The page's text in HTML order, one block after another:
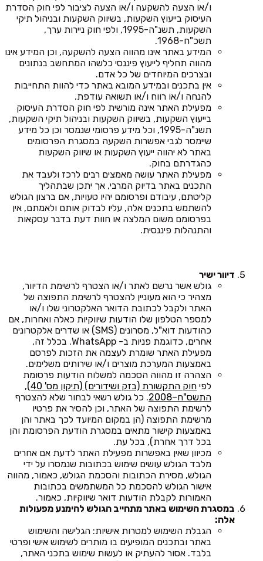
ו/או הצעה להשקעה ו/או הצעה לציבור לפי חוק הסדרת
העיסוק בייעוץ השקעות, בשיווק השקעות ובניהול תיקי
השקעות, תשנ"ה-1995, ולפי חוק ניירות ערך,
תשכ"ח-1968.
המידע באתר אינו מהווה הצעה להשקעה, וכן המידע אינו
מהווה תחליף לייעוץ פיננסי כלשהו המתחשב בנתונים
ובצרכים המיוחדים של כל אדם.
אין בתכנים ובמידע המובא באתר כדי להוות התחייבות
להנחה ו/או רווח ו/או תשואה עודפת.
מפעילת האתר אינה מורשית לפי חוק הסדרת העיסוק
בייעוץ השקעות, בשיווק השקעות ובניהול תיקי השקעות,
תשנ"ה-1995, וכל מידע פרסומי שנמסר וכן כל מידע
שיימסר לגבי אפשרות השקעה במסגרת הפרסומים
באתר לא יהווה ייעוץ השקעות או שיווק השקעות
כהגדרתם בחוק.
מפעילת האתר עושה מאמצים רבים לרכז ולעבד את
התכנים באתר בדיוק המרבי, אך יתכן שבתהליך
קליטתם, עיבודם ופרסומם יהיו טעויות, אם ברצון הגולש
להשתמש בתכנים אלה, עליו לבדוק אותם ולאמתם, אין
בפרסומם משום המלצה או חוות דעת בדבר עסקאות
והתנהלות פיננסית.
דיוור ישיר
גולש אשר נרשם לאתר ו/או הצטרף לרשימת הדיוור,
מצהיר כי הוא מעוניין להצטרף לרשימת התפוצה של
האתר ולקבל לכתובת הדואר האלקטרוני שלו ו/או
למספר הטלפון שלו הודעות שיווקיות כאלה ואחרות, אם
כהודעות דוא"ל, מסרונים (SMS) או שדרים אלקטרונים
אחרים, כדוגמת פניות ב- WhatsApp. בכלל זה,
מפעילת האתר שומרת לעצמה את הזכות לפרסם
באמצעות המערכת מוצרים ו/או שירותים משלימים.
הצהרה זו מהווה הסכמה למשלוח הודעות פרסומת
לפי
חוק התקשורת (בזק ושידורים) (תיקון מס' 40),
התשס"ח–2008
. כל גולש רשאי לבחור שלא להצטרף
לרשימת התפוצה של האתר, וכן להסיר את פרטיו
מרשימת התפוצה (הן במקום המיועד לכך באתר והן
באמצעות קישור מתאים במסגרת הודעת הפרסומת והן
בכל דרך אחרת), בכל עת.
מכיוון שאין באפשרות מפעילת האתר לדעת אם אחרים
מלבד הגולש עושים שימוש בכתובות שנמסרו על ידי
הגולש, מסירת הכתובות והסכמת הגולש, כאמור, מהווה
אישור הגולש להסכמת כל המשתמשים בכתובות
האמורות לקבלת הודעות דואר שיווקיות, כאמור.
במסגרת השימוש באתר מתחייב הגולש להימנע מפעולות
אלה:
הגבלת השימוש למטרות אישיות: הגלישה והשימוש
באתר ובתכנים המופיעים בו מותרים לשימוש אישי ופרטי
בלבד. אסור להעתיק או לעשות שימוש בתכני האתר,